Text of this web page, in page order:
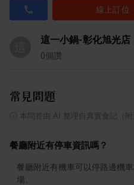
線上訂位
這一小鍋-彰化旭光店
0個讚
常見問題
本問答由 AI 整理自真實食記（附
餐廳附近有停車資訊嗎？
餐廳附近有機車可以停路邊機
場。